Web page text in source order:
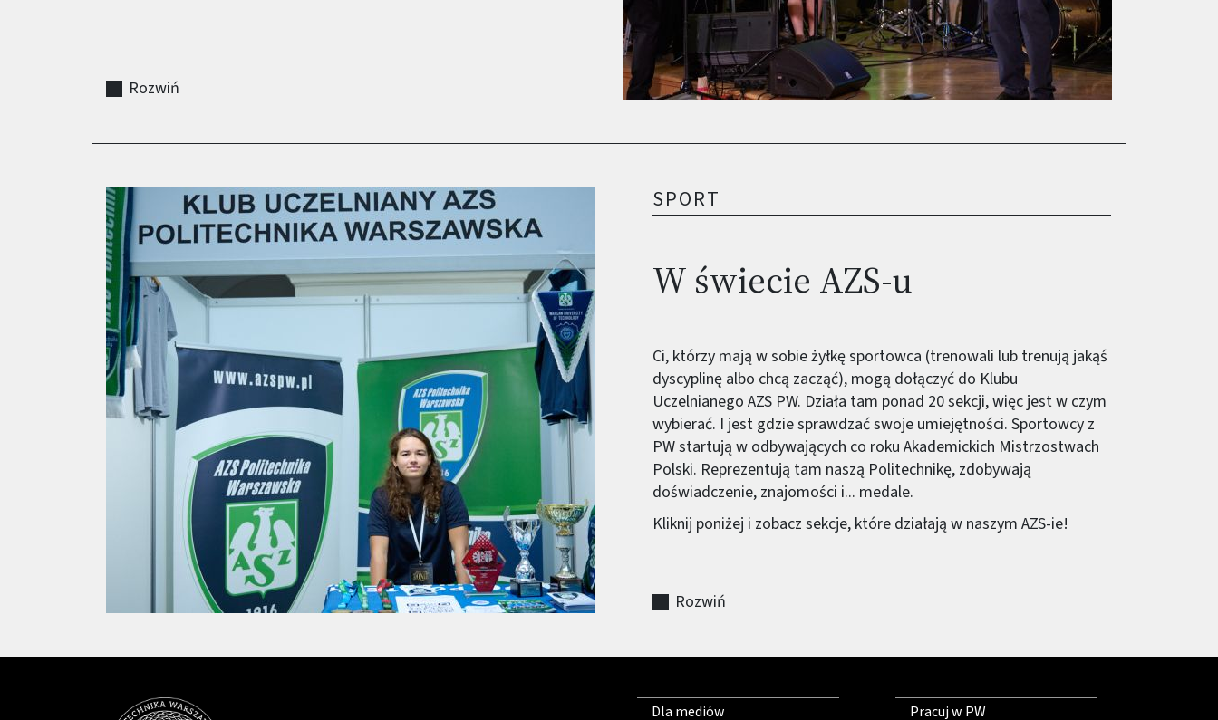
Rozwiń
SPORT
W świecie AZS-u
Ci, którzy mają w sobie żyłkę sportowca (trenowali lub trenują jakąś
dyscyplinę albo chcą zacząć), mogą dołączyć do Klubu
Uczelnianego AZS PW. Działa tam ponad 20 sekcji, więc jest w czym
wybierać. I jest gdzie sprawdzać swoje umiejętności. Sportowcy z
PW startują w odbywających co roku Akademickich Mistrzostwach
Polski. Reprezentują tam naszą Politechnikę, zdobywają
doświadczenie, znajomości i... medale.
Kliknij poniżej i zobacz sekcje, które działają w naszym AZS-ie!
Rozwiń
Dla mediów Pracuj w PW